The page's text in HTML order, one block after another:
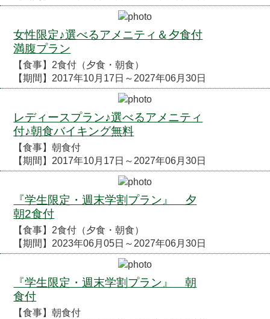
女性限定♪選べるアメニティ＆夕食付
満腹プラン
【食事】2食付（夕食・朝食）
【期間】2017年10月17日～2027年06月30日
レディースプラン♪選べるアメニティ
付♪朝食バイキング無料
【食事】朝食付
【期間】2017年10月17日～2027年06月30日
『学生限定・週末学割プラン』 夕
朝2食付
【食事】2食付（夕食・朝食）
【期間】2023年06月05日～2027年06月30日
『学生限定・週末学割プラン』 朝
食付
【食事】朝食付